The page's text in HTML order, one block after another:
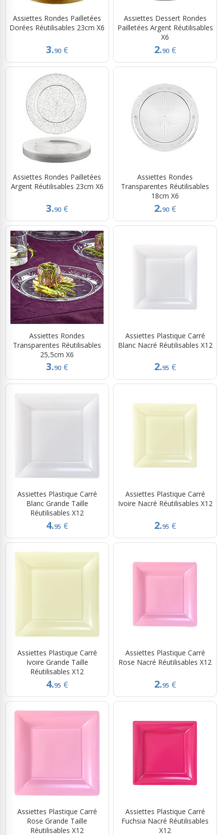
Assiettes Rondes Pailletées
Dorées Réutilisables 23cm X6
3.90 €
Assiettes Dessert Rondes
Pailletées Argent Réutilisables
X6
2.90 €
Assiettes Rondes Pailletées
Argent Réutilisables 23cm X6
3.90 €
Assiettes Rondes
Transparentes Réutilisables
18cm X6
2.90 €
Assiettes Rondes
Transparentes Réutilisables
25,5cm X6
3.90 €
Assiettes Plastique Carré
Blanc Nacré Réutilisables X12
2.95 €
Assiettes Plastique Carré
Blanc Grande Taille
Réutilisables X12
4.95 €
Assiettes Plastique Carré
Ivoire Nacré Réutilisables X12
2.95 €
Assiettes Plastique Carré
Ivoire Grande Taille
Réutilisables X12
4.95 €
Assiettes Plastique Carré
Rose Nacré Réutilisables X12
2.95 €
Assiettes Plastique Carré
Rose Grande Taille
Réutilisables X12
Assiettes Plastique Carré
Fuchsia Nacré Réutilisables
X12